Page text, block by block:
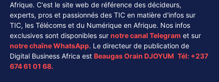
Afrique. C'est le site web de référence des décideurs,
experts, pros et passionnés des TIC en matière d'infos sur
TIC, les Télécoms et du Numérique en Afrique. Nos infos
exclusives sont disponibles sur notre canal Telegram et sur
notre chaîneWhatsApp. Le directeur de publication de
Digital Business Africa est Beaugas Orain DJOYUM. Tél: +237
674 61 01 68.